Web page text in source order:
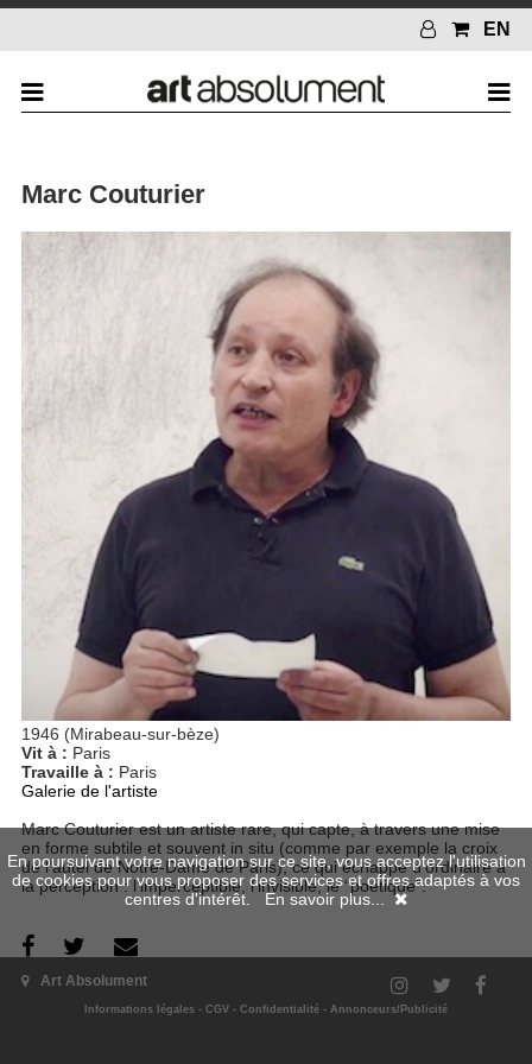
EN
Marc Couturier
1946 (Mirabeau-sur-bèze)
Vit à : Paris
Travaille à : Paris
Galerie de l'artiste
Marc Couturier est un artiste rare, qui capte, à travers une mise
en forme subtile et souvent in situ (comme par exemple la croix
de l’autel de Notre-Dame de Paris), ce qui échappe d’ordinaire à
la perception : l’imperceptible, l’invisible, le “poétique”.
Ses numéros
Art Absolument
Informations légales - CGV - Confidentialité - Annonceurs/Publicité
En poursuivant votre navigation sur ce site, vous acceptez l'utilisation
de cookies pour vous proposer des services et offres adaptés à vos
centres d'intérêt. En savoir plus...